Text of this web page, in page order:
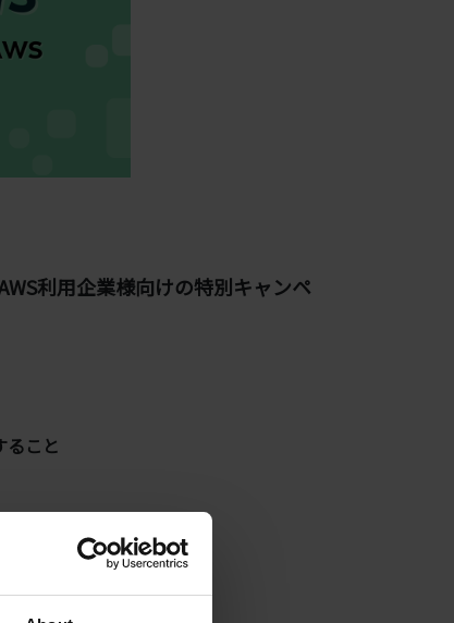
利用企業様向けの特別キャンペ
ること